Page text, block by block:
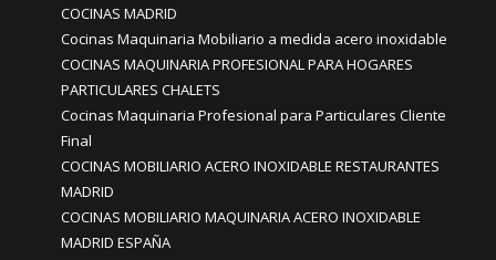
COCINAS MADRID
Cocinas Maquinaria Mobiliario a medida acero inoxidable
COCINAS MAQUINARIA PROFESIONAL PARA HOGARES
PARTICULARES CHALETS
Cocinas Maquinaria Profesional para Particulares Cliente
Final
COCINAS MOBILIARIO ACERO INOXIDABLE RESTAURANTES
MADRID
COCINAS MOBILIARIO MAQUINARIA ACERO INOXIDABLE
MADRID ESPAÑA